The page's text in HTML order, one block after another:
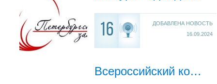
16
ДОБАВЛЕНА НОВОСТЬ
16.09.2024
Всероссийский конкурс сочинений